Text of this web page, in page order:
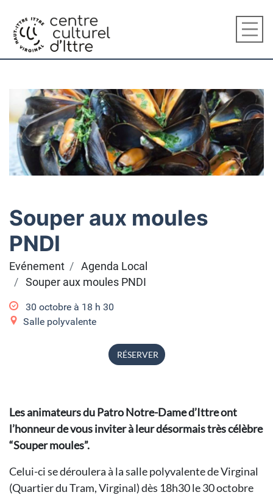
Souper aux moules
PNDI
Evénement
Agenda Local
Souper aux moules PNDI
30 octobre à 18 h 30
Salle polyvalente
RÉSERVER
Les animateurs du Patro Notre-Dame d’Ittre ont
l’honneur de vous inviter à leur désormais très célèbre
“Souper moules”.
Celui-ci se déroulera à la salle polyvalente de Virginal
(Quartier du Tram, Virginal) dès 18h30 le 30 octobre